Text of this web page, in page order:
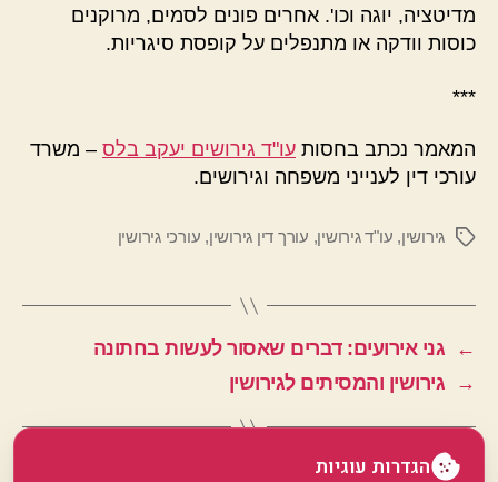
מדיטציה, יוגה וכו'. אחרים פונים לסמים, מרוקנים
כוסות וודקה או מתנפלים על קופסת סיגריות.
***
המאמר נכתב בחסות עו"ד גירושים יעקב בלס – משרד
עורכי דין לענייני משפחה וגירושים.
תגיותגירושין, עו"ד גירושין, עורך דין גירושין, עורכי גירושין
←
גני אירועים: דברים שאסור לעשות בחתונה
→
גירושין והמסיתים לגירושין
הגדרות עוגיות